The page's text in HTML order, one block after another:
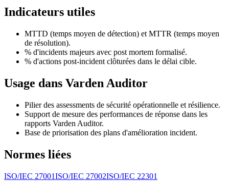
Indicateurs utiles
MTTD (temps moyen de détection) et MTTR (temps moyen
de résolution).
% d'incidents majeurs avec post mortem formalisé.
% d'actions post-incident clôturées dans le délai cible.
Usage dans Varden Auditor
Pilier des assessments de sécurité opérationnelle et résilience.
Support de mesure des performances de réponse dans les
rapports Varden Auditor.
Base de priorisation des plans d'amélioration incident.
Normes liées
ISO/IEC 27001ISO/IEC 27002ISO/IEC 22301